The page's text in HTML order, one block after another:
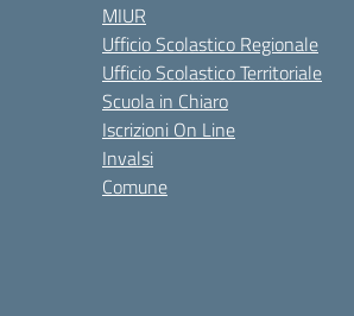
MIUR
Ufficio Scolastico Regionale
Ufficio Scolastico Territoriale
Scuola in Chiaro
Iscrizioni On Line
Invalsi
Comune